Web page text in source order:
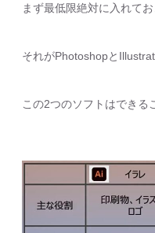
まず最低限絶対に入れて
それがPhotoshopと
この2つのソフトはできる